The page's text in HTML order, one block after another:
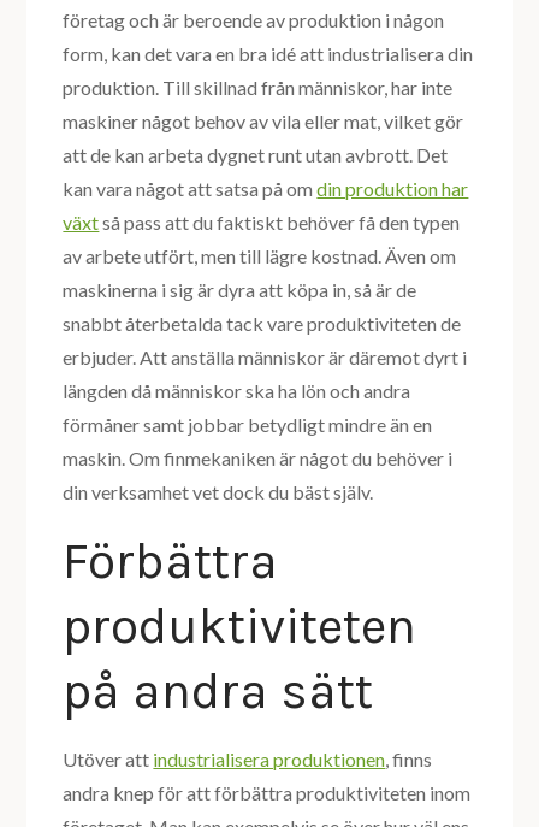
företag och är beroende av produktion i någon
form, kan det vara en bra idé att industrialisera din
produktion. Till skillnad från människor, har inte
maskiner något behov av vila eller mat, vilket gör
att de kan arbeta dygnet runt utan avbrott. Det
kan vara något att satsa på omdin produktion har
växtså pass att du faktiskt behöver få den typen
av arbete utfört, men till lägre kostnad. Även om
maskinerna i sig är dyra att köpa in, så är de
snabbt återbetalda tack vare produktiviteten de
erbjuder. Att anställa människor är däremot dyrt i
längden då människor ska ha lön och andra
förmåner samt jobbar betydligt mindre än en
maskin. Om finmekaniken är något du behöver i
din verksamhet vet dock du bäst själv.
Förbättra
produktiviteten
på andra sätt
Utöver att industrialisera produktionen, finns
andra knep för att förbättra produktiviteten inom